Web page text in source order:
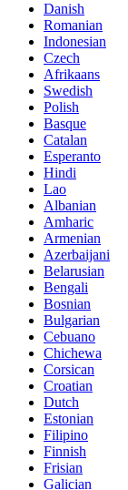
Danish
Romanian
Indonesian
Czech
Afrikaans
Swedish
Polish
Basque
Catalan
Esperanto
Hindi
Lao
Albanian
Amharic
Armenian
Azerbaijani
Belarusian
Bengali
Bosnian
Bulgarian
Cebuano
Chichewa
Corsican
Croatian
Dutch
Estonian
Filipino
Finnish
Frisian
Galician